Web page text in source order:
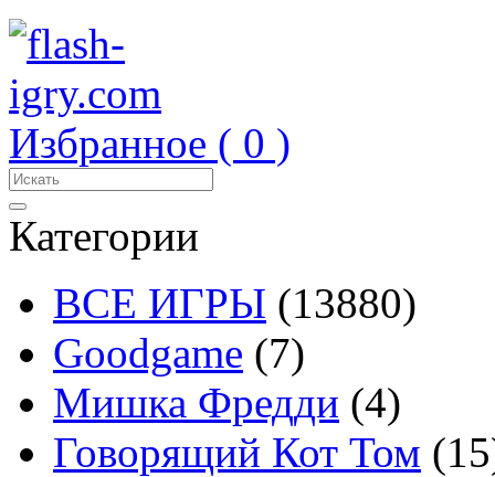
Избранное ( 0 )
Категории
ВСЕ ИГРЫ (13880)
Goodgame (7)
Мишка Фредди (4)
Говорящий Кот Том